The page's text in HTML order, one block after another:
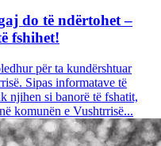
do të ndërtohet –
fshihet!
për ta kundërshtuar
Sipas informatave të
njihen si banorë të fshatit,
komunën e Vushtrrisë...